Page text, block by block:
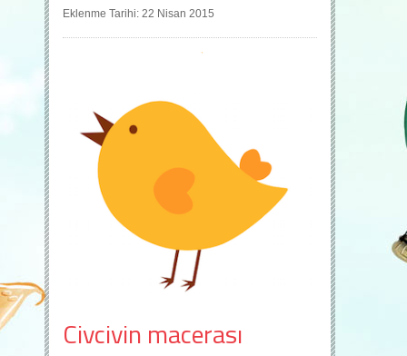
Eklenme Tarihi: 22 Nisan 2015
Civcivin macerası